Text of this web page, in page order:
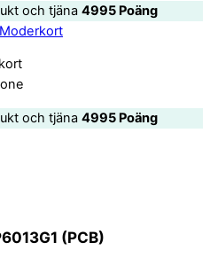
och tjäna 4995 Poäng
Moderkort
och tjäna 4995 Poäng
(PCB)